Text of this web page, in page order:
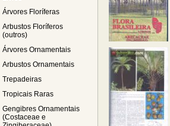
Árvores Floríferas
Arbustos Floríferos
(outros)
Árvores Ornamentais
Arbustos Ornamentais
Trepadeiras
Tropicais Raras
Gengibres Ornamentais
(Costaceae e